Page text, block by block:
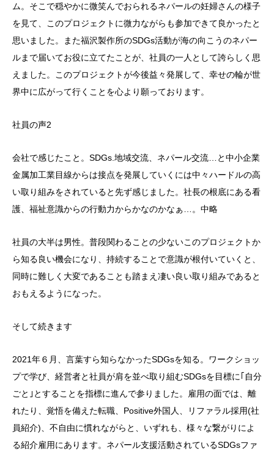
ム。そこで穏やかに微笑んでおられるネパールの妊婦さんの様子
を見て、このプロジェクトに微力ながらも参加できて良かったと
思いました。また福沢製作所のSDGs活動が海の向こうのネパー
ルまで届いてお役に立てたことが、社員の一人として誇らしく思
えました。このプロジェクトが今後益々発展して、幸せの輪が世
界中に広がって行くことを心より願っております。
社員の声2
会社で感じたこと。SDGs.地域交流、ネパール交流…と中小企業
金属加工業目線からは接点を発展していくには中々ハードルの高
い取り組みをされていると先ず感じました。社長の根底にある看
護、福祉意識からの行動力からかなのかなぁ…。中略
社員の大半は男性。普段関わることの少ないこのプロジェクトか
ら知る良い機会になり、持続することで意識が根付いていくと、
同時に難しく大変であることも踏まえ凄い良い取り組みであると
おもえるようになった。
そして続きます
2021年６月、言葉すら知らなかったSDGsを知る。ワークショッ
プで学び、経営者と社員が肩を並べ取り組むSDGsを目標に｢自分
ごと｣とすることを指標に進んで参りました。雇用の面では、離
れたり、覚悟を備えた転職、Positive外国人、リファラル採用(社
員紹介)、不自由に慣れながらと、いずれも、様々な繋がりによ
る紹介雇用にあります。ネパール支援活動されているSDGsファ